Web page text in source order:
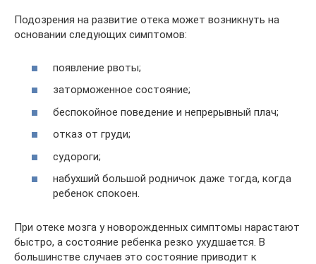
Подозрения на развитие отека может возникнуть на
основании следующих симптомов:
появление рвоты;
заторможенное состояние;
беспокойное поведение и непрерывный плач;
отказ от груди;
судороги;
набухший большой родничок даже тогда, когда
ребенок спокоен.
При отеке мозга у новорожденных симптомы нарастают
быстро, а состояние ребенка резко ухудшается. В
большинстве случаев это состояние приводит к